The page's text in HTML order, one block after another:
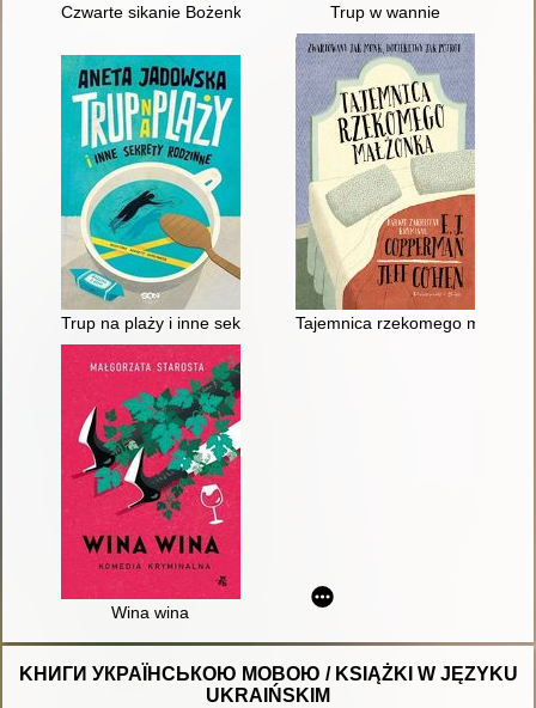
Czwarte sikanie Bożenki Kowalskiej Trup w wannie
Trup na plaży i inne sekrety rodzinneTajemnica rzekomego
Wina wina
KНИГИ УКРАЇНСЬКОЮ МОВОЮ / KSIĄŻKI W JĘZYKU
UKRAIŃSKIM